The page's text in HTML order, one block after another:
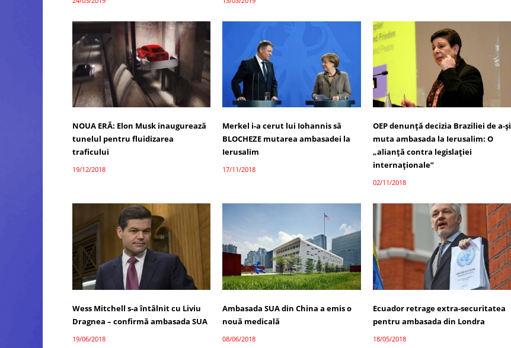
NOUA ERĂ: Elon Musk inaugurează
tunelul pentru fluidizarea
traficului
19/12/2018
Merkel i-a cerut lui Iohannis să
BLOCHEZE mutarea ambasadei la
Ierusalim
17/11/2018
OEP denunţă decizia Braziliei de a-şi
muta ambasada la Ierusalim: O
„alianţă contra legislaţiei
internaţionale”
02/11/2018
Wess Mitchell s-a întâlnit cu Liviu
Dragnea – confirmă ambasada SUA
19/06/2018
Ambasada SUA din China a emis o
nouă medicală
08/06/2018
Ecuador retrage extra-securitatea
pentru ambasada din Londra
18/05/2018